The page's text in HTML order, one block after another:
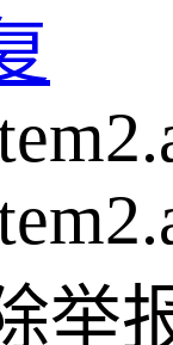
举